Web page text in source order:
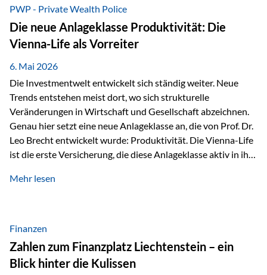
Mäder gesammelt werden konnten. Die anspruchsvolle
Strecke mit rund 4,8 Kilometern und 680 Höhenmetern
stellte die Teilnehmerinnen und Teilnehmer vor eine
sportliche Herausforderung. Doch…
PWP - Private Wealth Police
Die neue Anlageklasse Produktivität: Die
Vienna-Life als Vorreiter
6. Mai 2026
Die Investmentwelt entwickelt sich ständig weiter. Neue
Trends entstehen meist dort, wo sich strukturelle
Veränderungen in Wirtschaft und Gesellschaft abzeichnen.
Genau hier setzt eine neue Anlageklasse an, die von Prof. Dr.
Leo Brecht entwickelt wurde: Produktivität. Die Vienna-Life
ist die erste Versicherung, die diese Anlageklasse aktiv in ihre
Vorreiter. Warum auf das Thema Produktivität setzen? Die
Wirtschaftswachstum, verändern die Spielregeln für
Investoren. Produktivität adressiert genau diese
Herausforderungen, da wirtschaftliches Wachstum
langfristig durch Produktivitätssteigerung entsteht, also
Mehr lesen
Finanzen
Zahlen zum Finanzplatz Liechtenstein – ein
Blick hinter die Kulissen